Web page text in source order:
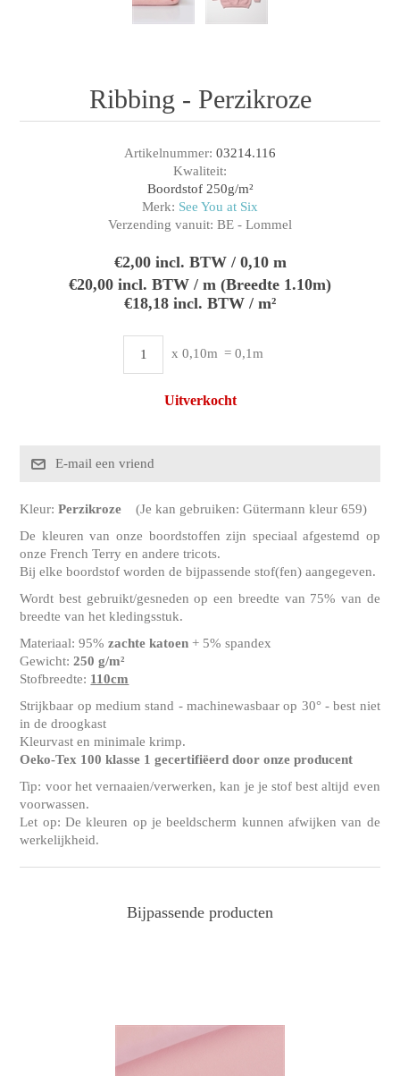
Ribbing - Perzikroze
Artikelnummer: 03214.116
Kwaliteit:
Boordstof 250g/m²
Merk: See You at Six
Verzending vanuit: BE - Lommel
€2,00 incl. BTW / 0,10 m
€20,00 incl. BTW / m (Breedte 1.10m)
€18,18 incl. BTW / m²
x 0,10m = 0,1m
Uitverkocht
Kleur:Perzikroze
(Je kan gebruiken: Gütermann kleur 659)
De kleuren van onze boordstoffen zijn speciaal afgestemd op
onze French Terry en andere tricots.
Bij elke boordstof worden de bijpassende stof(fen) aangegeven.
Wordt best gebruikt/gesneden op een breedte van 75% van de
breedte van het kledingsstuk.
Materiaal: 95%zachte katoen + 5% spandex
Gewicht:250 g/m²
Stofbreedte: 110cm
Strijkbaar op medium stand - machinewasbaar op 30° - best niet
in de droogkast
Kleurvast en minimale krimp.
Oeko-Tex 100 klasse 1 gecertifiëerd door onze producent
Tip: voor het vernaaien/verwerken, kan je je stof best altijd even
voorwassen.
Let op: De kleuren op je beeldscherm kunnen afwijken van de
werkelijkheid.
Bijpassende producten